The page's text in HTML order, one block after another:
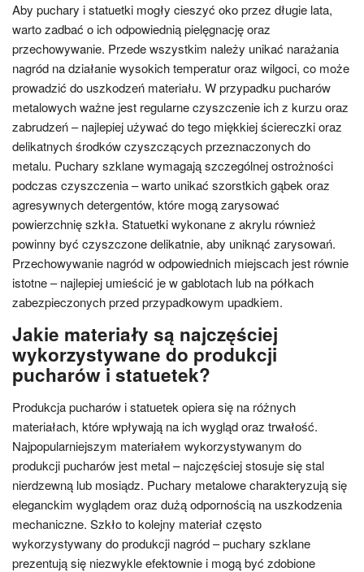
Aby puchary i statuetki mogły cieszyć oko przez długie lata,
warto zadbać o ich odpowiednią pielęgnację oraz
przechowywanie. Przede wszystkim należy unikać narażania
nagród na działanie wysokich temperatur oraz wilgoci, co może
prowadzić do uszkodzeń materiału. W przypadku pucharów
metalowych ważne jest regularne czyszczenie ich z kurzu oraz
zabrudzeń – najlepiej używać do tego miękkiej ściereczki oraz
delikatnych środków czyszczących przeznaczonych do
metalu. Puchary szklane wymagają szczególnej ostrożności
podczas czyszczenia – warto unikać szorstkich gąbek oraz
agresywnych detergentów, które mogą zarysować
powierzchnię szkła. Statuetki wykonane z akrylu również
powinny być czyszczone delikatnie, aby uniknąć zarysowań.
Przechowywanie nagród w odpowiednich miejscach jest równie
istotne – najlepiej umieścić je w gablotach lub na półkach
zabezpieczonych przed przypadkowym upadkiem.
Jakie materiały są najczęściej
wykorzystywane do produkcji
pucharów i statuetek?
Produkcja pucharów i statuetek opiera się na różnych
materiałach, które wpływają na ich wygląd oraz trwałość.
Najpopularniejszym materiałem wykorzystywanym do
produkcji pucharów jest metal – najczęściej stosuje się stal
nierdzewną lub mosiądz. Puchary metalowe charakteryzują się
eleganckim wyglądem oraz dużą odpornością na uszkodzenia
mechaniczne. Szkło to kolejny materiał często
wykorzystywany do produkcji nagród – puchary szklane
prezentują się niezwykle efektownie i mogą być zdobione